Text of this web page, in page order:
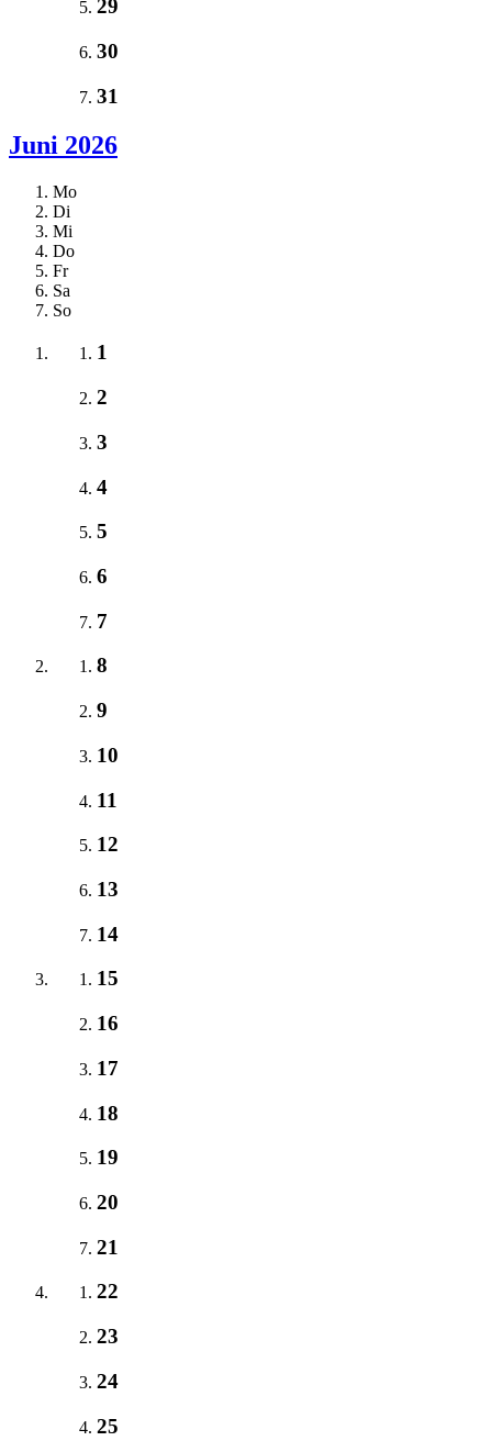
29
30
31
Juni 2026
Mo
Di
Mi
Do
Fr
Sa
So
1
2
3
4
5
6
7
8
9
10
11
12
13
14
15
16
17
18
19
20
21
22
23
24
25